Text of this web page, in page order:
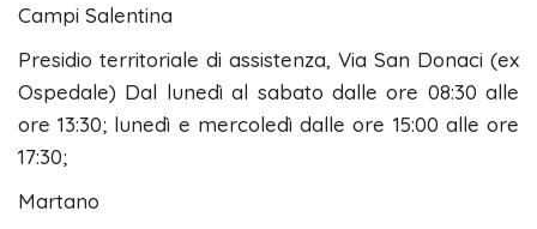
Campi Salentina
Presidio territoriale di assistenza, Via San Donaci (ex
Ospedale) Dal lunedì al sabato dalle ore 08:30 alle
ore 13:30; lunedì e mercoledì dalle ore 15:00 alle ore
17:30;
Martano